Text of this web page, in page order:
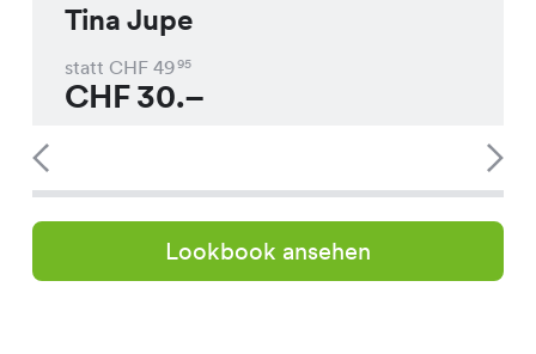
Tina Jupe
statt CHF 4995
CHF30.–
Lookbook ansehen